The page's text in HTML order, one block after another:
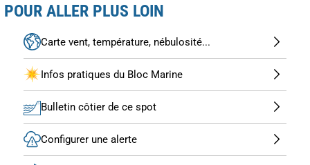
POUR ALLER PLUS LOIN
Carte vent, température, nébulosité...
Infos pratiques du Bloc Marine
Bulletin côtier de ce spot
Configurer une alerte